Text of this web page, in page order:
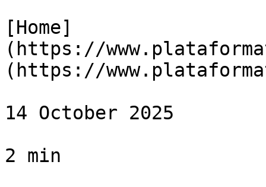
[Home]
(https://
(https://
14 October 2025
2 min